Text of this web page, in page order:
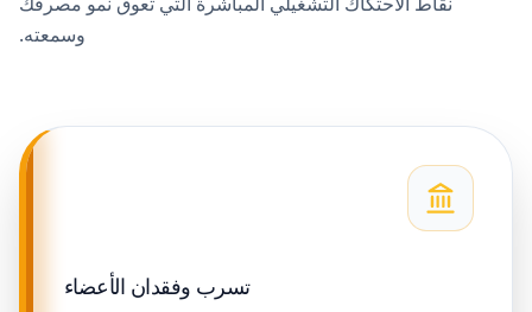
وسمعته.
تسرب وفقدان الأعضاء